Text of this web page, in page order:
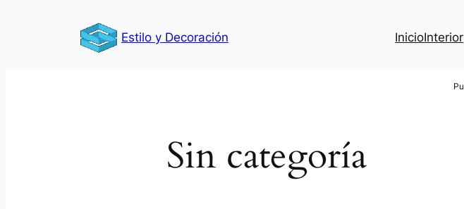
Estilo y Decoración InicioInterior
Sin categoría